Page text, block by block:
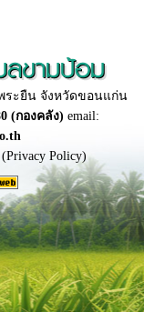
ขามป้อม
ระยืน จังหวัดขอนแก่น
(กองคลัง) email:
Policy)